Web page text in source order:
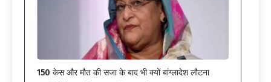
150 केस और मौत की सजा के बाद भी क्यों बांग्लादेश लौटना